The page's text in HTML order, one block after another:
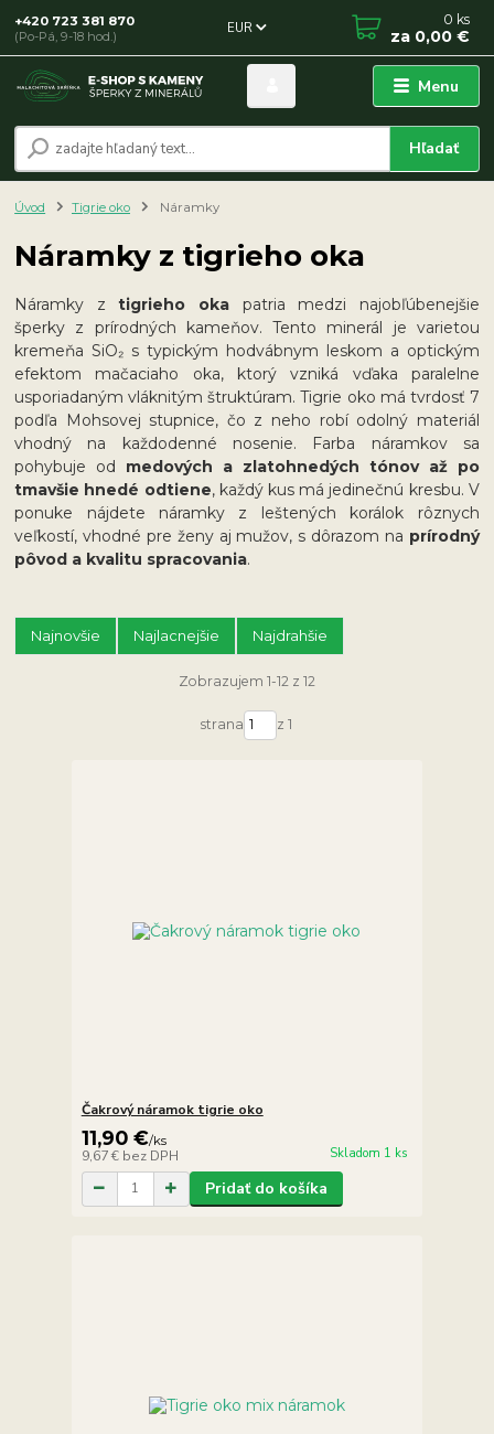
Menu
EUR
Hľadať
+420 723 381 870
(Po-Pá, 9-18 hod.)
0 ks
za 0,00 €
Úvod Tigrie oko Náramky
Náramky z tigrieho oka
Náramky ztigrieho okapatria medzi najobľúbenejšie
šperky z prírodných kameňov. Tento minerál je varietou
kremeňa SiO₂ s typickým hodvábnym leskom a optickým
efektom mačaciaho oka, ktorý vzniká vďaka paralelne
usporiadaným vláknitým štruktúram. Tigrie oko má tvrdosť 7
podľa Mohsovej stupnice, čo z neho robí odolný materiál
vhodný na každodenné nosenie. Farba náramkov sa
pohybuje od medových a zlatohnedých tónov až po
tmavšie hnedé odtiene, každý kus má jedinečnú kresbu. V
ponuke nájdete náramky z leštených korálok rôznych
veľkostí, vhodné pre ženy aj mužov, s dôrazom na prírodný
pôvod a kvalitu spracovania.
Najnovšie Najlacnejšie Najdrahšie
Zobrazujem 1-12 z 12
strana z 1
Čakrový náramok tigrie oko
11,90 €/ks
9,67 € bez DPH Skladom 1 ks
Pridať do košíka